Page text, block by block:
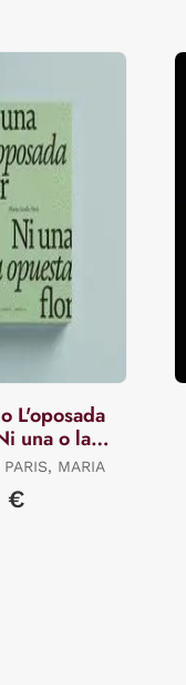
L'oposada
una o la
Flor. MARIA
€